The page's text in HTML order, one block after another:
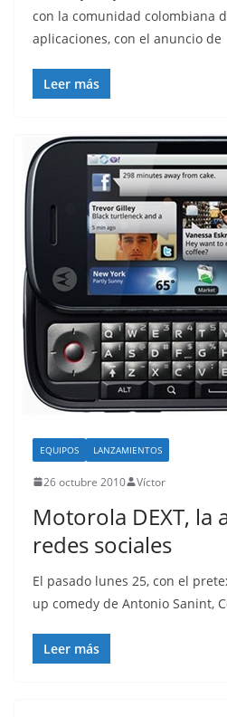
con la comunidad colombiana
aplicaciones, con el anuncio de
Leer más
EQUIPOS LANZAMIENTOS
26 octubre 2010 Víctor
Motorola DEXT, la
redes sociales
El pasado lunes 25, con el
up comedy de Antonio Sanint,
Leer más